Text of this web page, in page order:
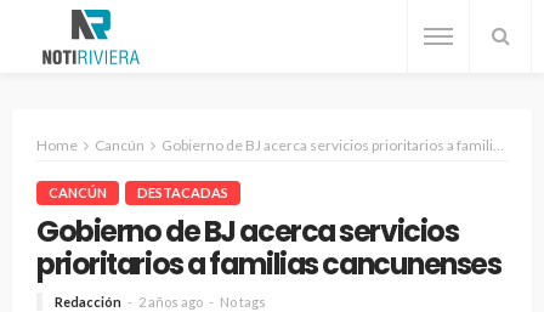
Home Cancún Gobierno de BJ acerca servicios prioritarios a familias cancunenses
CANCÚN DESTACADAS
Gobierno de BJ acerca servicios
prioritarios a familias cancunenses
Redacción 2 años ago No tags